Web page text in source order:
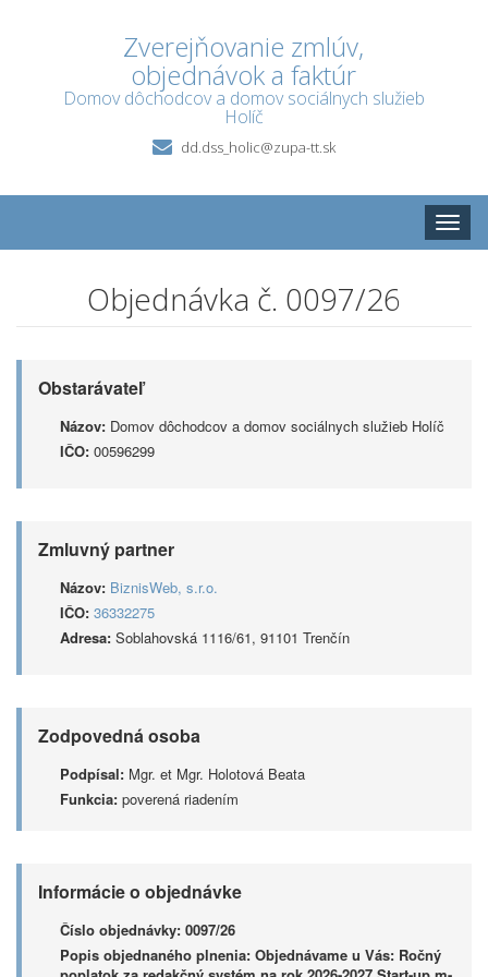
Zverejňovanie zmlúv,
objednávok a faktúr
Domov dôchodcov a domov sociálnych služieb
Holíč
dd.dss_holic@zupa-tt.sk
Toggle
Objednávka č. 0097/26
Obstarávateľ
Názov: Domov dôchodcov a domov sociálnych služieb Holíč
IČO: 00596299
Zmluvný partner
Názov: BiznisWeb, s.r.o.
IČO: 36332275
Adresa: Soblahovská 1116/61, 91101 Trenčín
Zodpovedná osoba
Podpísal: Mgr. et Mgr. Holotová Beata
Funkcia: poverená riadením
Informácie o objednávke
Číslo objednávky: 0097/26
Popis objednaného plnenia: Objednávame u Vás: Ročný